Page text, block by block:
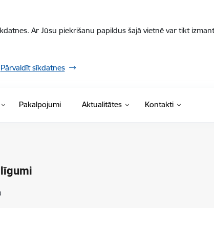
Ar Jūsu piekrišanu papildus šajā vietnē var tikt
Pārvaldīt sīkdatnes
Pakalpojumi Aktualitātes Kontakti